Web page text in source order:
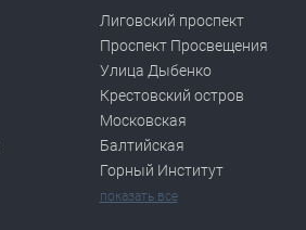
Лиговский проспект
Проспект Просвещения
Улица Дыбенко
Крестовский остров
Московская
Балтийская
Горный Институт
показать все